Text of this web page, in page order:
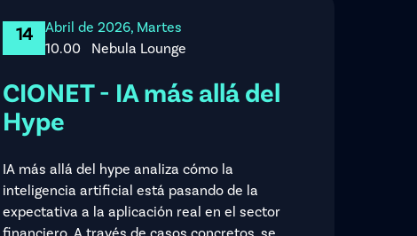
14
Abril de 2026, Martes
10.00
Nebula Lounge
CIONET - IA más allá del
Hype
IA más allá del hype analiza cómo la
inteligencia artificial está pasando de la
expectativa a la aplicación real en el sector